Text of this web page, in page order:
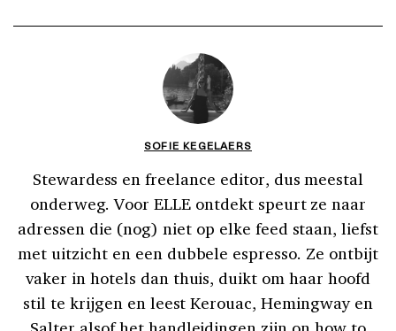
SOFIE KEGELAERS
Stewardess en freelance editor, dus meestal
onderweg. Voor ELLE ontdekt speurt ze naar
adressen die (nog) niet op elke feed staan, liefst
met uitzicht en een dubbele espresso. Ze ontbijt
vaker in hotels dan thuis, duikt om haar hoofd
stil te krijgen en leest Kerouac, Hemingway en